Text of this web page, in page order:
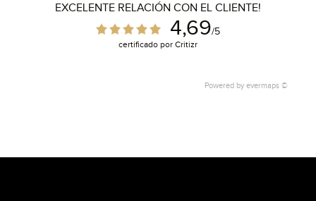
EXCELENTE RELACIÓN CON EL CLIENTE!
4,69/5
certificado por Critizr
Powered by evermaps ©